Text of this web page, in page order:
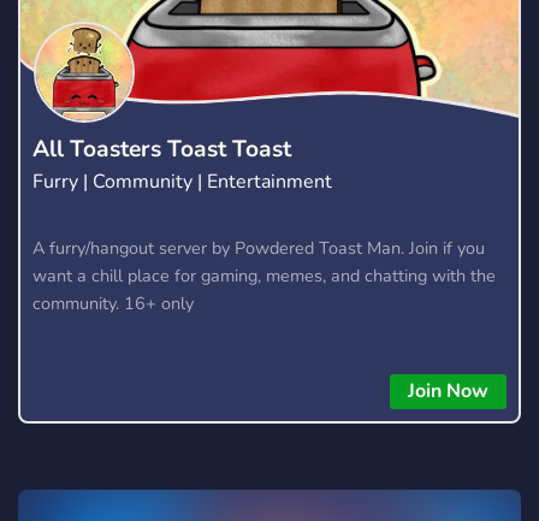
All Toasters Toast Toast
Furry | Community | Entertainment
A furry/hangout server by Powdered Toast Man. Join if you
want a chill place for gaming, memes, and chatting with the
community. 16+ only
Join Now